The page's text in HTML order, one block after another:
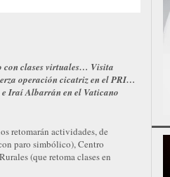
con clases virtuales… Visita
operación cicatriz en el PRI…
Iraí Albarrán en el Vaticano
retomarán actividades, de
paro simbólico), Centro
(que retoma clases en